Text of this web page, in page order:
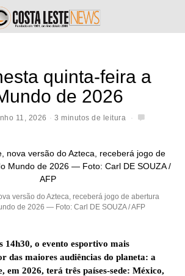
quinta-feira a
de 2026
11, 2026 3 minutos de leitura
versão do Azteca, receberá jogo de abertura
de 2026 — Foto: Carl DE SOUZA / AFP
14h30, o evento esportivo mais
das maiores audiências do planeta: a
em 2026, terá três países-sede: México,